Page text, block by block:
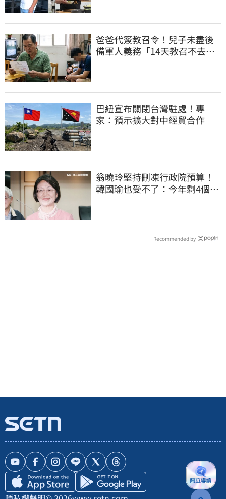
爸爸代簽教召令！兒子未盡後
備軍人義務「14天教召不去」
巴紐宣布關閉台灣駐處！專
家：預示擴大對中經貿合作
翁曉玲堅持刪凍行政院預算！
韓國瑜也受不了：今年剩4個月
Recommended by